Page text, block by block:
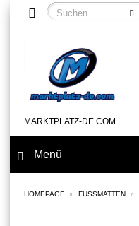
MARKTPLATZ-DE.COM
Menü
HOMEPAGE FUSSMATTEN